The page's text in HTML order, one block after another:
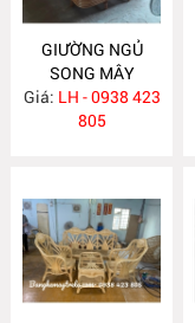
GIƯỜNG NGỦ
SONG MÂY
MA670
Giá: LH - 0938 423
805